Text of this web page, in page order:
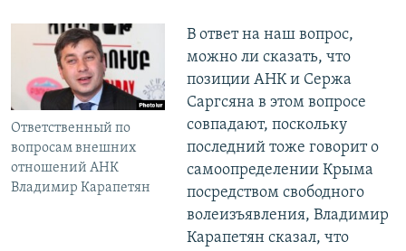
Ответственный по
вопросам внешних
отношений АНК
Владимир Карапетян
В ответ на наш вопрос,
можно ли сказать, что
позиции АНК и Сержа
Саргсяна в этом вопросе
совпадают, поскольку
последний тоже говорит о
самоопределении Крыма
посредством свободного
волеизъявления, Владимир
Карапетян сказал, что